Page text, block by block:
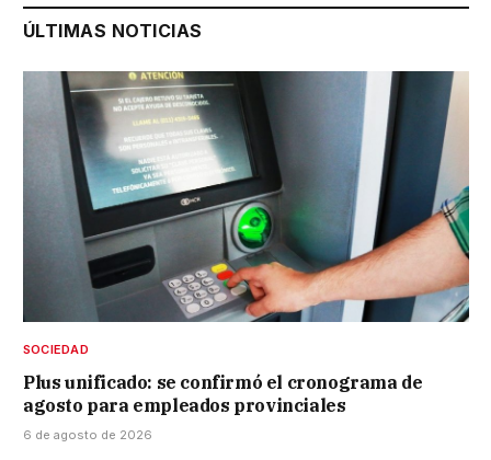
ÚLTIMAS NOTICIAS
SOCIEDAD
Plus unificado: se confirmó el cronograma de
agosto para empleados provinciales
6 de agosto de 2026